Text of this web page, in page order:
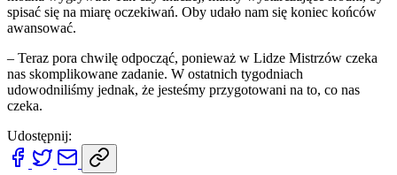
spisać się na miarę oczekiwań. Oby udało nam się koniec końców
awansować.
– Teraz pora chwilę odpocząć, ponieważ w Lidze Mistrzów czeka
nas skomplikowane zadanie. W ostatnich tygodniach
udowodniliśmy jednak, że jesteśmy przygotowani na to, co nas
czeka.
Udostępnij: